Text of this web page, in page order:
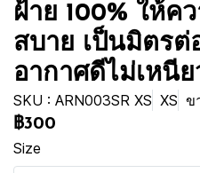
ฝ้าย 100% ให้ค
สบาย เป็นมิตรต่
อากาศดีไม่เหนี
SKU : ARN003SR XS XS ข
฿300
Size